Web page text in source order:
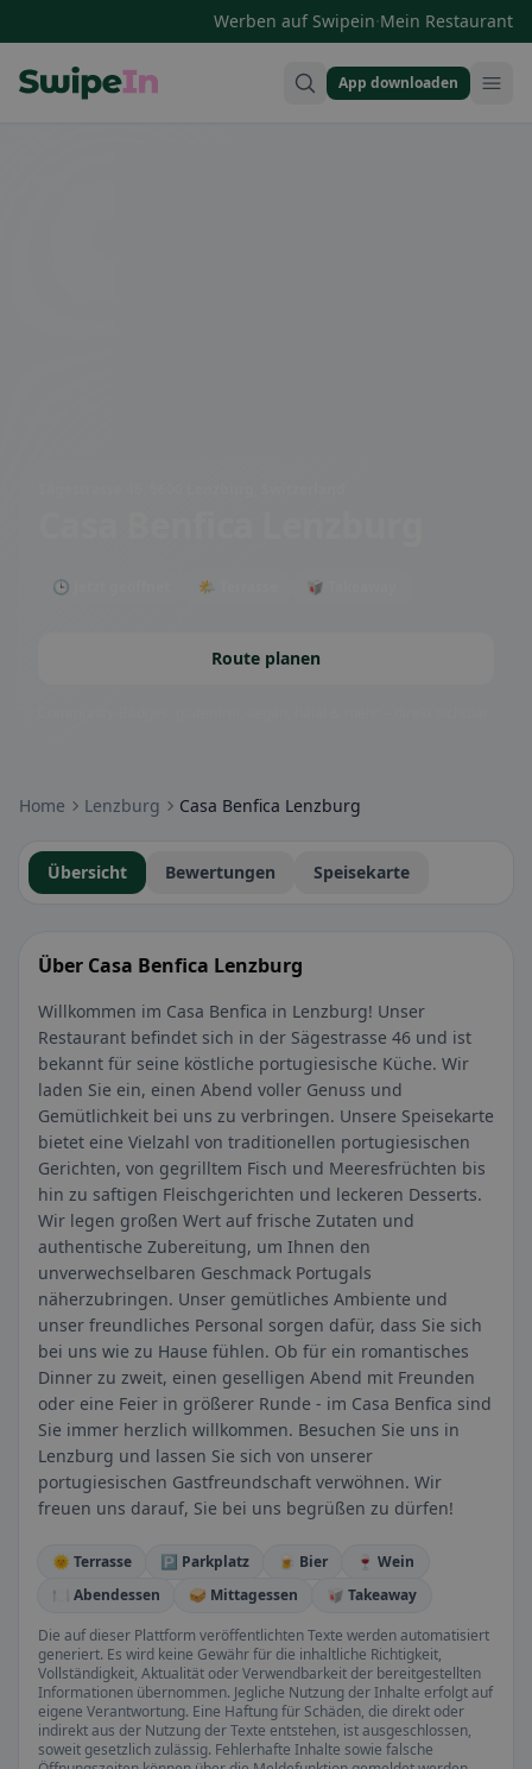
Werben auf Swipein·Mein Restaurant
App downloaden
🕒 Jetzt geöffnet 🌤 Terrasse 🥡 Takeaway
Route planen
Home Lenzburg Casa Benfica Lenzburg
Übersicht Bewertungen Speisekarte
Über Casa Benfica Lenzburg
Willkommen im Casa Benfica in Lenzburg! Unser
Restaurant befindet sich in der Sägestrasse 46 und ist
bekannt für seine köstliche portugiesische Küche. Wir
laden Sie ein, einen Abend voller Genuss und
Gemütlichkeit bei uns zu verbringen. Unsere Speisekarte
bietet eine Vielzahl von traditionellen portugiesischen
Gerichten, von gegrilltem Fisch und Meeresfrüchten bis
hin zu saftigen Fleischgerichten und leckeren Desserts.
Wir legen großen Wert auf frische Zutaten und
authentische Zubereitung, um Ihnen den
unverwechselbaren Geschmack Portugals
näherzubringen. Unser gemütliches Ambiente und
unser freundliches Personal sorgen dafür, dass Sie sich
bei uns wie zu Hause fühlen. Ob für ein romantisches
Dinner zu zweit, einen geselligen Abend mit Freunden
oder eine Feier in größerer Runde - im Casa Benfica sind
Sie immer herzlich willkommen. Besuchen Sie uns in
Lenzburg und lassen Sie sich von unserer
portugiesischen Gastfreundschaft verwöhnen. Wir
freuen uns darauf, Sie bei uns begrüßen zu dürfen!
🌞 Terrasse 🅿️ Parkplatz 🍺 Bier
🍷 Wein
🍽️ Abendessen
🥪 Mittagessen
🥡 Takeaway
Die auf dieser Plattform veröffentlichten Texte werden automatisiert
generiert. Es wird keine Gewähr für die inhaltliche Richtigkeit,
Vollständigkeit, Aktualität oder Verwendbarkeit der bereitgestellten
Informationen übernommen. Jegliche Nutzung der Inhalte erfolgt auf
eigene Verantwortung. Eine Haftung für Schäden, die direkt oder
indirekt aus der Nutzung der Texte entstehen, ist ausgeschlossen,
soweit gesetzlich zulässig. Fehlerhafte Inhalte sowie falsche